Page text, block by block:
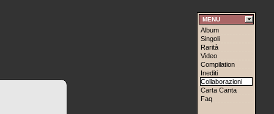
MENU
Album
Singoli
Rarità
Video
Compilation
Inediti
Collaborazioni
Carta Canta
Faq